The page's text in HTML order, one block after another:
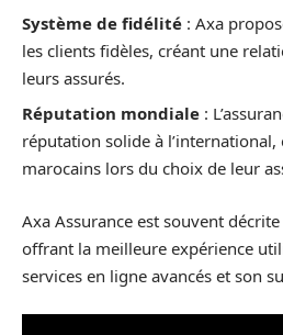
Système de fidélité : Axa
les clients fidèles, créant une
leurs assurés.
Réputation mondiale :
réputation solide à l’international,
marocains lors du choix de leur
Axa Assurance est souvent
offrant la meilleure expérience
services en ligne avancés et son